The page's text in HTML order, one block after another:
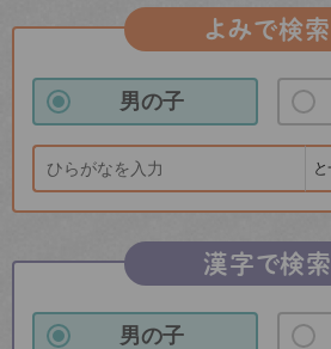
よみで検索
男の子
漢字で検索
男の子